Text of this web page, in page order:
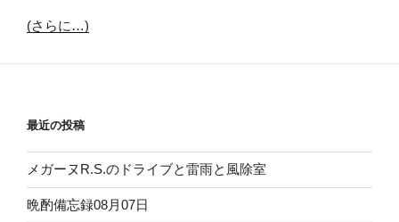
(さらに…)
最近の投稿
メガーヌR.S.のドライブと雷雨と風除室
晩酌備忘録08月07日